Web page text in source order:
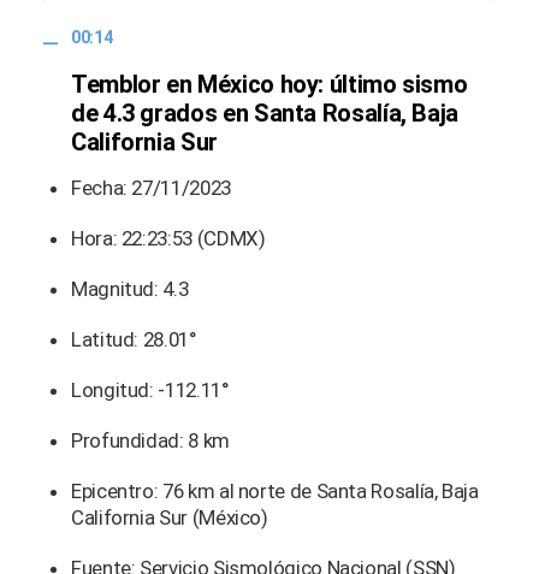
00:14
Temblor en México hoy: último sismo
de 4.3 grados en Santa Rosalía, Baja
California Sur
Fecha: 27/11/2023
Hora: 22:23:53 (CDMX)
Magnitud: 4.3
Latitud: 28.01°
Longitud: -112.11°
Profundidad: 8 km
Epicentro: 76 km al norte de Santa Rosalía, Baja
California Sur (México)
Fuente: Servicio Sismológico Nacional (SSN)